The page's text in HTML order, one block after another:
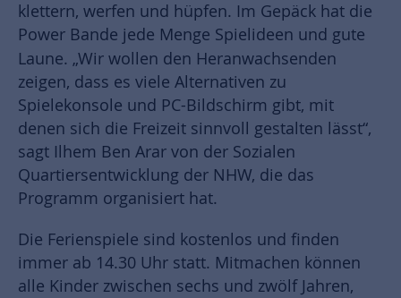
klettern, werfen und hüpfen. Im Gepäck hat die
Power Bande jede Menge Spielideen und gute
Laune. „Wir wollen den Heranwachsenden
zeigen, dass es viele Alternativen zu
Spielekonsole und PC-Bildschirm gibt, mit
denen sich die Freizeit sinnvoll gestalten lässt“,
sagt Ilhem Ben Arar von der Sozialen
Quartiersentwicklung der NHW, die das
Programm organisiert hat.
Die Ferienspiele sind kostenlos und finden
immer ab 14.30 Uhr statt. Mitmachen können
alle Kinder zwischen sechs und zwölf Jahren,